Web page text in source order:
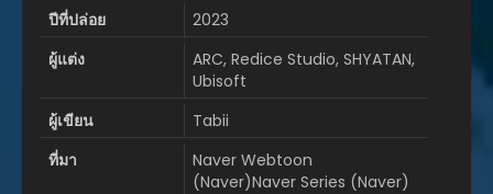
ปีที่ปล่อย
2023
ผู้แต่ง
ARC, Redice Studio, SHYATAN,
Ubisoft
ผู้เขียน
Tabii
ที่มา
Naver Webtoon
(Naver)Naver Series (Naver)